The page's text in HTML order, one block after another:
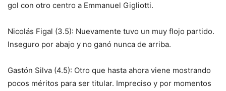
gol con otro centro a Emmanuel Gigliotti.
Nicolás Figal (3.5): Nuevamente tuvo un muy flojo partido.
Inseguro por abajo y no ganó nunca de arriba.
Gastón Silva (4.5): Otro que hasta ahora viene mostrando
pocos méritos para ser titular. Impreciso y por momentos